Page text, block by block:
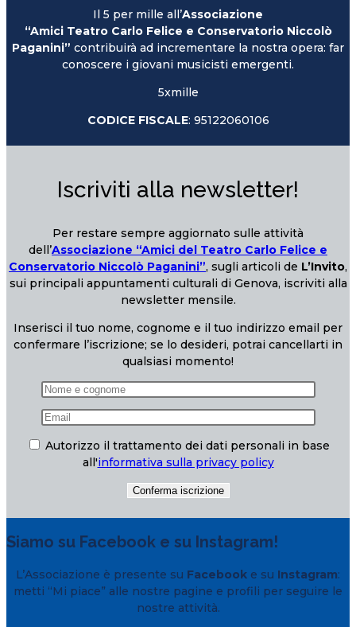
Il 5 per mille all’Associazione
“Amici Teatro Carlo Felice e Conservatorio Niccolò
Paganini” contribuirà ad incrementare la nostra opera: far
conoscere i giovani musicisti emergenti.
5xmille
CODICE FISCALE: 95122060106
Iscriviti alla newsletter!
Per restare sempre aggiornato sulle attività
dell’Associazione “Amici del Teatro Carlo Felice e
Conservatorio Niccolò Paganini”, sugli articoli de L’Invito,
sui principali appuntamenti culturali di Genova, iscriviti alla
newsletter mensile.
Inserisci il tuo nome, cognome e il tuo indirizzo email per
confermare l’iscrizione; se lo desideri, potrai cancellarti in
qualsiasi momento!
Autorizzo il trattamento dei dati personali in base
all'informativa sulla privacy policy
Siamo su Facebook e su Instagram!
L’Associazione è presente su Facebook e su Instagram:
metti “Mi piace” alle nostre pagine e profili per seguire le
nostre attività.